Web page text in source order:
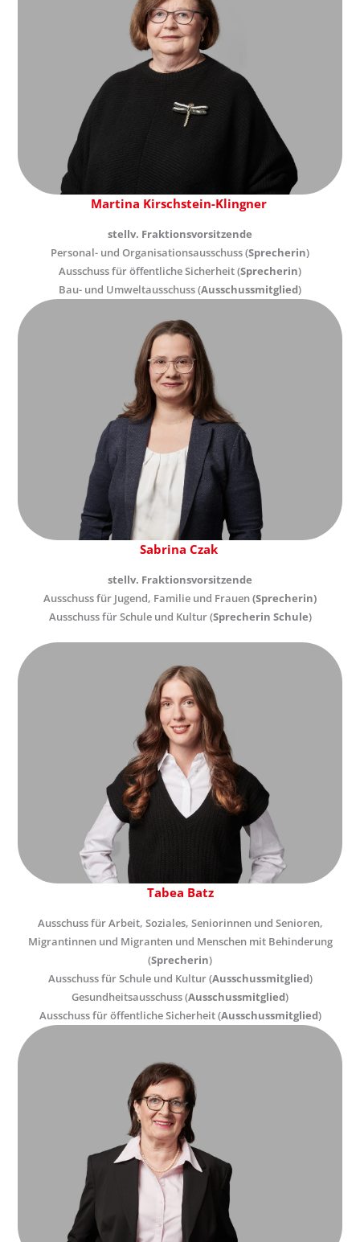
Martina Kirschstein-Klingner
stellv. Fraktionsvorsitzende
Personal- und Organisationsausschuss (Sprecherin)
Ausschuss für öffentliche Sicherheit (Sprecherin)
Bau- und Umweltausschuss (Ausschussmitglied)
Sabrina Czak
stellv. Fraktionsvorsitzende
Ausschuss für Jugend, Familie und Frauen(Sprecherin)
Ausschuss für Schule und Kultur (Sprecherin Schule)
Tabea Batz
Ausschuss für Arbeit, Soziales, Seniorinnen und Senioren,
Migrantinnen und Migranten und Menschen mit Behinderung
(Sprecherin)
Ausschuss für Schule und Kultur (Ausschussmitglied)
Gesundheitsausschuss (Ausschussmitglied)
Ausschuss für öffentliche Sicherheit (Ausschussmitglied)